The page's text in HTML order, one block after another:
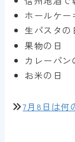
ホールケー
生パスタの
果物の日
カレーパン
お米の日
7月8日は何